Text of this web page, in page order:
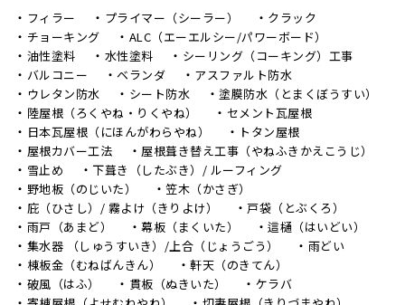
フィラー プライマー（シーラー）
クラック
チョーキング
ALC（エーエルシー/パワーボード）
油性塗料
水性塗料
シーリング（コーキング）工事
バルコニー
ベランダ
アスファルト防水
ウレタン防水
シート防水
塗膜防水（とまくぼうすい）
陸屋根（ろくやね・りくやね）
セメント瓦屋根
日本瓦屋根（にほんがわらやね）
トタン屋根
屋根カバー工法
屋根葺き替え工事（やねふきかえこうじ）
雪止め
下葺き（したぶき）/ ルーフィング
野地板（のじいた）
笠木（かさぎ）
庇（ひさし）/ 霧よけ（きりよけ）
戸袋（とぶくろ）
雨戸（あまど）
幕板（まくいた）
這樋（はいどい）
集水器 （しゅうすいき）/上合（じょうごう）
雨どい
棟板金（むねばんきん）
軒天（のきてん）
破風（はふ）
貫板（ぬきいた）
ケラバ